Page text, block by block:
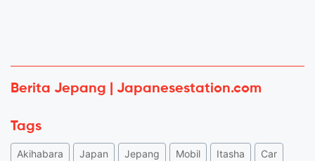
Berita Jepang | Japanesestation.com
Tags
Akihabara Japan Jepang Mobil Itasha Car